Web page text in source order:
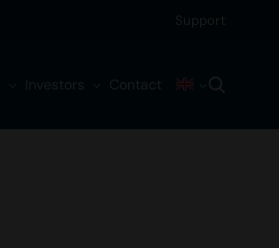
Support
Investors Contact